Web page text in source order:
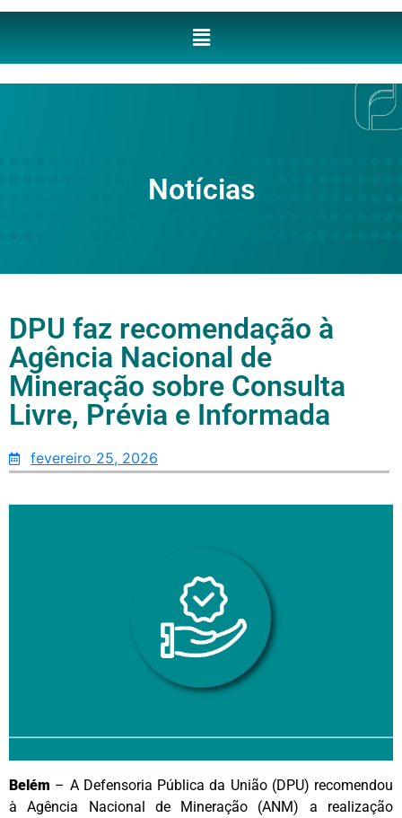
Notícias
DPU faz recomendação à
Agência Nacional de
Mineração sobre Consulta
Livre, Prévia e Informada
fevereiro 25, 2026
Belém – A Defensoria Pública da União (DPU) recomendou
à Agência Nacional de Mineração (ANM) a realização